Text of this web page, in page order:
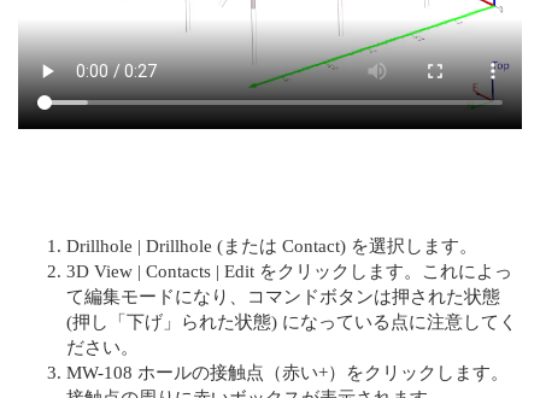
Drillhole | Drillhole (または Contact) を選択します。
3D View | Contacts | Edit をクリックします。これによっ
て編集モードになり、コマンドボタンは押された状態
(押し「下げ」られた状態) になっている点に注意してく
ださい。
MW-108 ホールの接触点（赤い+）をクリックします。